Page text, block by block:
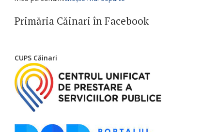
Primăria Căinari în Facebook
CUPS Căinari